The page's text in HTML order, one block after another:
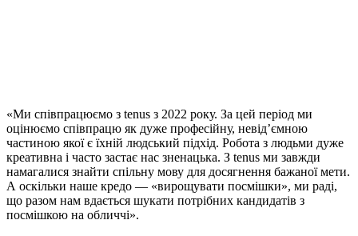
«Ми співпрацюємо з tenus з 2022 року. За цей період ми
оцінюємо співпрацю як дуже професійну, невід’ємною
частиною якої є їхній людський підхід. Робота з людьми дуже
креативна і часто застає нас зненацька. З tenus ми завжди
намагалися знайти спільну мову для досягнення бажаної мети.
А оскільки наше кредо — «вирощувати посмішки», ми раді,
що разом нам вдається шукати потрібних кандидатів з
посмішкою на обличчі».